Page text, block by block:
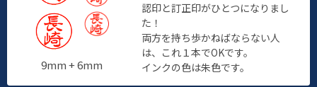
9mm + 6mm
認印と訂正印がひとつになりまし
た！
両方を持ち歩かねばならない人
は、これ１本でOKです。
インクの色は朱色です。